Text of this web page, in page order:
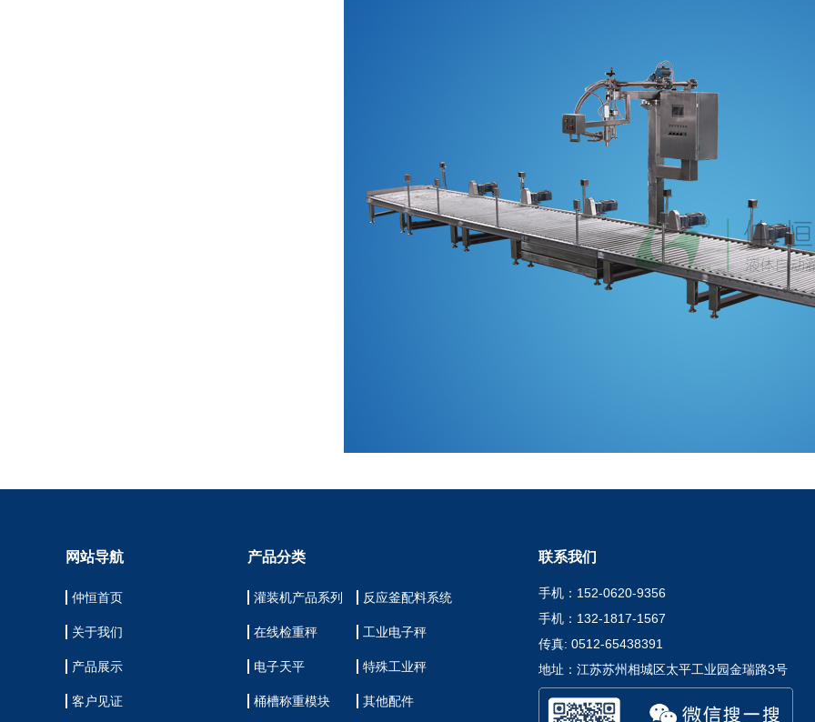
网站导航
仲恒首页
关于我们
产品展示
客户见证
产品分类
灌装机产品系列 反应釜配料系统
在线检重秤 工业电子秤
电子天平 特殊工业秤
桶槽称重模块 其他配件
联系我们
手机：152-0620-9356
手机：132-1817-1567
传真: 0512-65438391
地址：江苏苏州相城区太平工业园金瑞路3号